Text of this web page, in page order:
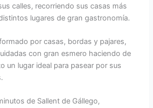
calles, recorriendo sus casas más
lugares de gran gastronomía.
por casas, bordas y pajares,
con gran esmero haciendo de
un lugar ideal para pasear por sus
de Sallent de Gállego,